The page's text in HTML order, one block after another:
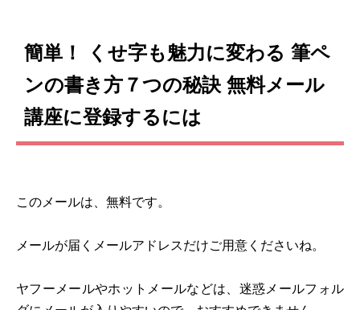
簡単！ くせ字も魅力に変わる 筆ペ
ンの書き方７つの秘訣 無料メール
講座に登録するには
このメールは、無料です。
メールが届くメールアドレスだけご用意くださいね。
ヤフーメールやホットメールなどは、迷惑メールフォル